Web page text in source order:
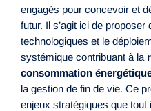
engagés pour concevoir et
futur. Il s’agit ici de proposer
technologiques et le
systémique contribuant à la
consommation
la gestion de fin de vie. Ce
enjeux stratégiques que